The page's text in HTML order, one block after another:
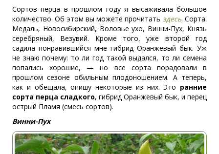
Сортов перца в прошлом году я высаживала большое
количество. Об этом вы можете прочитать здесь. Сорта:
Медаль, Новосибирский, Воловье ухо, Винни-Пух, Князь
серебряный, Везувий. Кроме того, уже второй год
садила понравившийся мне гибрид Оранжевый бык. Уж
не знаю почему: то ли год такой выдался, то ли семена
попались хорошие, — но все сорта порадовали в
прошлом сезоне обильным плодоношением. А теперь,
как и обещала, опишу некоторые из них. Это ранние
сорта перца сладкого, гибрид Оранжевый бык, и перец
острый Пламя (смесь сортов).
Винни-Пух